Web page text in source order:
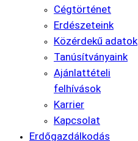
Cégtörténet
Erdészeteink
Közérdekű adatok
Tanúsítványaink
Ajánlattételi
felhívások
Karrier
Kapcsolat
Erdőgazdálkodás